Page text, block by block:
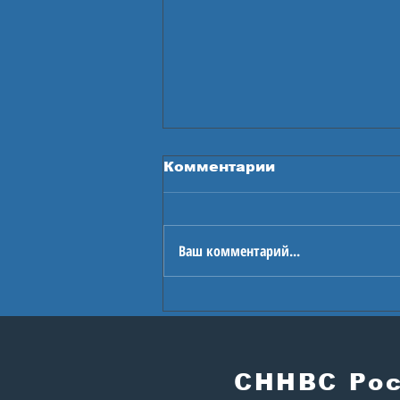
Игры будущего
Комментарии
Ваш комментарий...
СННВС